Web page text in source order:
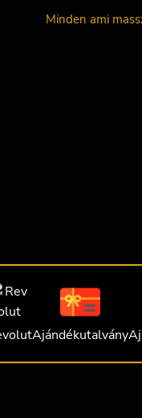
Minden ami
Ajándékutalvány